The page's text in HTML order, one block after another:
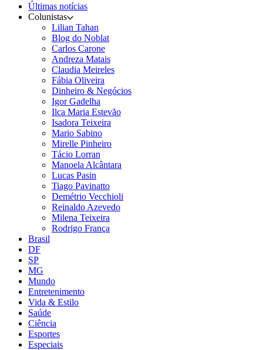
Últimas notícias
Colunistas
Lilian Tahan
Blog do Noblat
Carlos Carone
Andreza Matais
Claudia Meireles
Fábia Oliveira
Dinheiro & Negócios
Igor Gadelha
Ilca Maria Estevão
Isadora Teixeira
Mario Sabino
Mirelle Pinheiro
Tácio Lorran
Manoela Alcântara
Lucas Pasin
Tiago Pavinatto
Demétrio Vecchioli
Reinaldo Azevedo
Milena Teixeira
Rodrigo França
Brasil
DF
SP
MG
Mundo
Entretenimento
Vida & Estilo
Saúde
Ciência
Esportes
Especiais